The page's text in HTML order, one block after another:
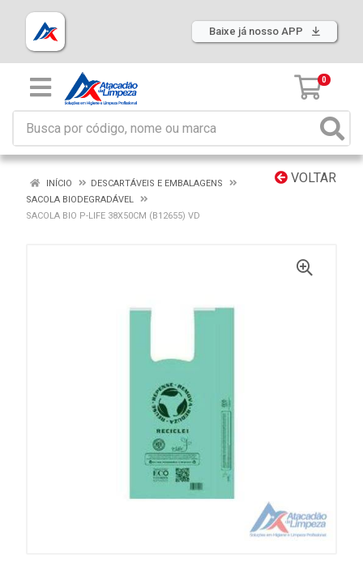
Baixe já nosso APP
0
VOLTAR
INÍCIO
DESCARTÁVEIS E EMBALAGENS
SACOLA BIODEGRADÁVEL
SACOLA BIO P-LIFE 38X50CM (B12655) VD